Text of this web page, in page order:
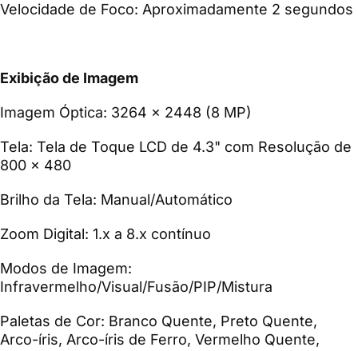
Velocidade de Foco: Aproximadamente 2 segundos
Exibição de Imagem
Imagem Óptica: 3264 × 2448 (8 MP)
Tela: Tela de Toque LCD de 4.3" com Resolução de
800 × 480
Brilho da Tela: Manual/Automático
Zoom Digital: 1.x a 8.x contínuo
Modos de Imagem:
Infravermelho/Visual/Fusão/PIP/Mistura
Paletas de Cor: Branco Quente, Preto Quente,
Arco-íris, Arco-íris de Ferro, Vermelho Quente,